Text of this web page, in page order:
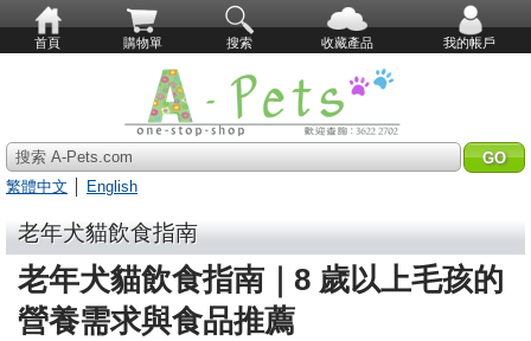
首頁 購物單 搜索 收藏產品 我的帳戶
搜索 A-Pets.com
繁體中文
English
老年犬貓飲食指南
老年犬貓飲食指南｜8 歲以上毛孩的
營養需求與食品推薦